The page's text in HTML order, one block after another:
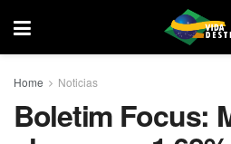
Home Noticias
Boletim Focus: